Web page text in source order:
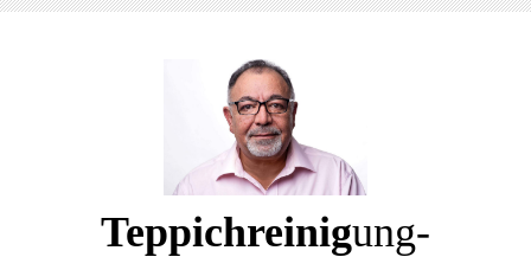
Teppichreinigung-